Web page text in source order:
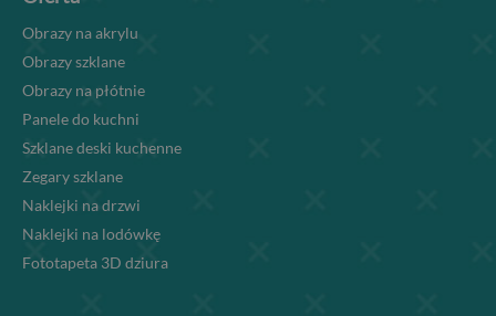
Obrazy na akrylu
Obrazy szklane
Obrazy na płótnie
Panele do kuchni
Szklane deski kuchenne
Zegary szklane
Naklejki na drzwi
Naklejki na lodówkę
Fototapeta 3D dziura